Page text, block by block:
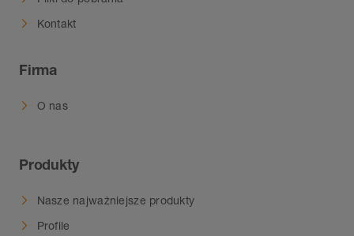
Kontakt
Firma
O nas
Produkty
Nasze najważniejsze produkty
Profile